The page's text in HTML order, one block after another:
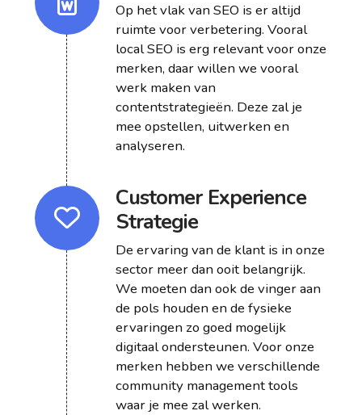
Op het vlak van SEO is er altijd
ruimte voor verbetering. Vooral
local SEO is erg relevant voor onze
merken, daar willen we vooral
werk maken van
contentstrategieën. Deze zal je
mee opstellen, uitwerken en
analyseren.
Customer Experience
Strategie
De ervaring van de klant is in onze
sector meer dan ooit belangrijk.
We moeten dan ook de vinger aan
de pols houden en de fysieke
ervaringen zo goed mogelijk
digitaal ondersteunen. Voor onze
merken hebben we verschillende
community management tools
waar je mee zal werken.